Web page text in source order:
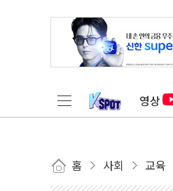
영상
홈 사회 교육